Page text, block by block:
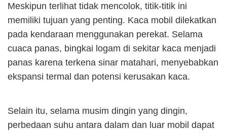
Meskipun terlihat tidak mencolok, titik-titik ini
memiliki tujuan yang penting. Kaca mobil dilekatkan
pada kendaraan menggunakan perekat. Selama
cuaca panas, bingkai logam di sekitar kaca menjadi
panas karena terkena sinar matahari, menyebabkan
ekspansi termal dan potensi kerusakan kaca.
Selain itu, selama musim dingin yang dingin,
perbedaan suhu antara dalam dan luar mobil dapat